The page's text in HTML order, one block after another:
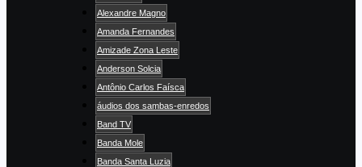
Alexandre Magno
Amanda Fernandes
Amizade Zona Leste
Anderson Solcia
Antônio Carlos Faísca
áudios dos sambas-enredos
Band TV
Banda Mole
Banda Santa Luzia